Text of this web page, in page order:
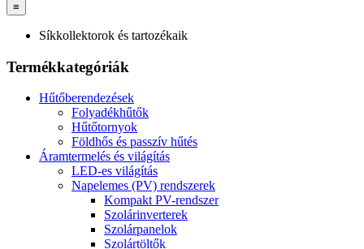
≡
Síkkollektorok és tartozékaik
Termékkategóriák
Hűtőberendezések
Folyadékhűtők
Hűtőtornyok
Földhős és passzív hűtés
Áramtermelés és világítás
LED-es világítás
Napelemes (PV) rendszerek
Kompakt PV-rendszer
Szolárinverterek
Szolárpanelok
Szolártöltők